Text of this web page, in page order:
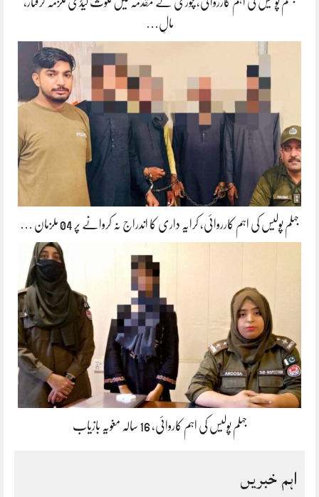
مالِ…
جہلم پولیس کی اہم کارروائی، کرایہ داری کا اندراج نہ کروانے پر 04 ملزمان …
جہلم پولیس کی اہم کاروائی، 16 سالہ مغویہ بازیاب
اہم خبریں